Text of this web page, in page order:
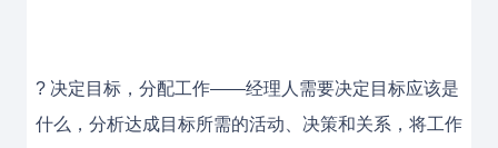
? 决定目标，分配工作——经理人需要决定目标应该是
什么，分析达成目标所需的活动、决策和关系，将工作